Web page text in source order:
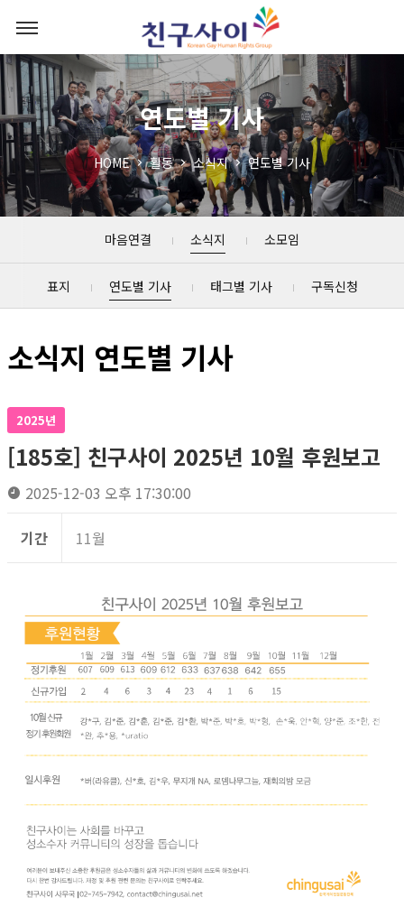
연도별 기사
HOME 활동 소식지 연도별 기사
마음연결 소식지 소모임
표지 연도별 기사 태그별 기사 구독신청
소식지 연도별 기사
2025년
[185호] 친구사이 2025년 10월 후원보고
2025-12-03 오후 17:30:00
기간 11월